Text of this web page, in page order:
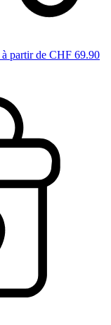
à partir de CHF 69.90